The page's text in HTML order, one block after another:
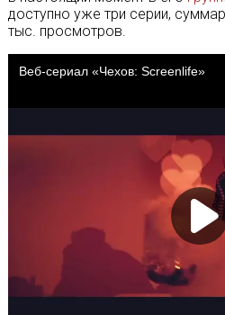
доступно уже три серии,
тыс. просмотров.